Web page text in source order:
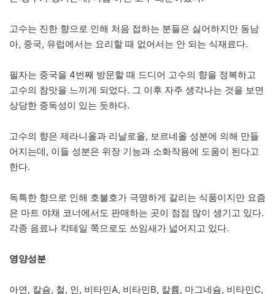
고수는 진한 향으로 인해 처음 접하는 분들은 싫어하지만 동남
아, 중국, 유럽에서는 요리할 때 없어서는 안 되는 식재료다.
필자는 중국을 4번째 방문할 때 드디어 고수의 향을 정복하고
고수의 참맛을 느끼게 되었다. 그 이후 자주 생각나는 것을 보면
상당한 중독성이 있는 듯하다.
고수의 향은 제라니올과 리날로올, 보르네올 성분에 의해 만들
어지는데, 이들 성분은 위장 기능과 소화작용에 도움이 된다고
한다.
독특한 향으로 인해 호불호가 극명하게 갈리는 식품이지만 요즘
은 마트 야채 코너에서도 판매하는 곳이 점점 많이 생기고 있다.
각종 음료나 칵테일 쪽으로도 쓰임새가 넓어지고 있다.
영양성분
아연, 칼슘, 철, 인, 비타민A, 비타민B, 칼륨, 마그네슘, 비타민C,